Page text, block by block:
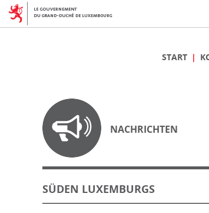
START
NACHRICHTEN
SÜDEN LUXEMBURGS